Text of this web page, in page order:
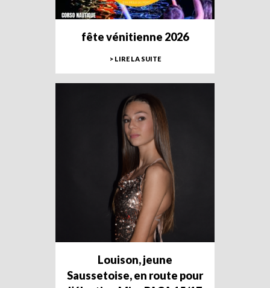
fête vénitienne 2026
> LIRE LA SUITE
Louison, jeune
Saussetoise, en route pour